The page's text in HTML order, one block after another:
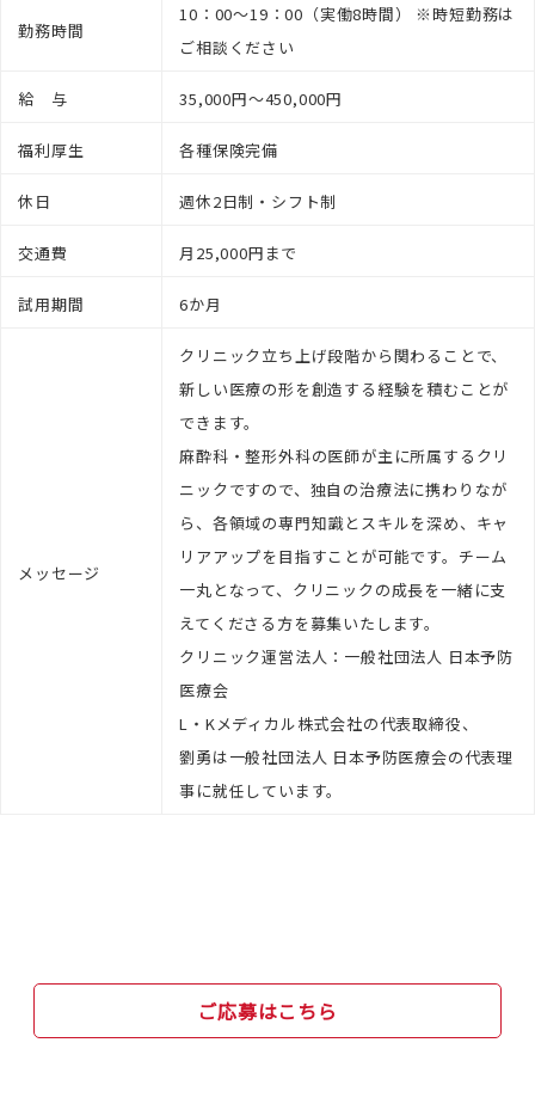
勤務時間
10：00～19：00（実働8時間） ※時短勤務は
ご相談ください
給 与 35,000円～450,000円
福利厚生 各種保険完備
休日 週休2日制・シフト制
交通費 月25,000円まで
試用期間 6か月
メッセージ
クリニック立ち上げ段階から関わることで、
新しい医療の形を創造する経験を積むことが
できます。
麻酔科・整形外科の医師が主に所属するクリ
ニックですので、独自の治療法に携わりなが
ら、各領域の専門知識とスキルを深め、キャ
リアアップを目指すことが可能です。チーム
一丸となって、クリニックの成長を一緒に支
えてくださる方を募集いたします。
クリニック運営法人：一般社団法人 日本予防
医療会
L・Kメディカル株式会社の代表取締役、
劉勇は一般社団法人 日本予防医療会の代表理
事に就任しています。
ご応募はこちら